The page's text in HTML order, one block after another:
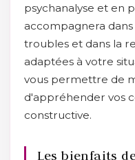
psychanalyse et en
accompagnera
troubles et dans la
adaptées à votre
vous permettre de
d'appréhender vos
constructive.
Les bienfaits